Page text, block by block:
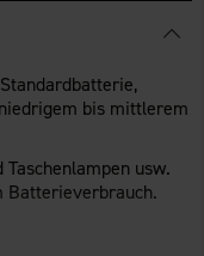
bis mittlerem
usw.
Batterieverbrauch.